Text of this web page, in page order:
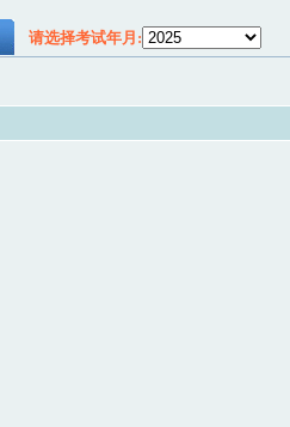
请选择考试年月: